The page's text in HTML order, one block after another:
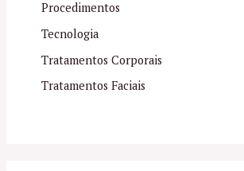
Procedimentos
Tecnologia
Tratamentos Corporais
Tratamentos Faciais